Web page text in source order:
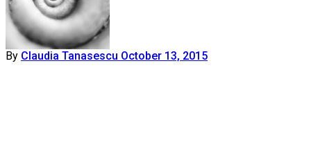
By Claudia Tanasescu October 13, 2015